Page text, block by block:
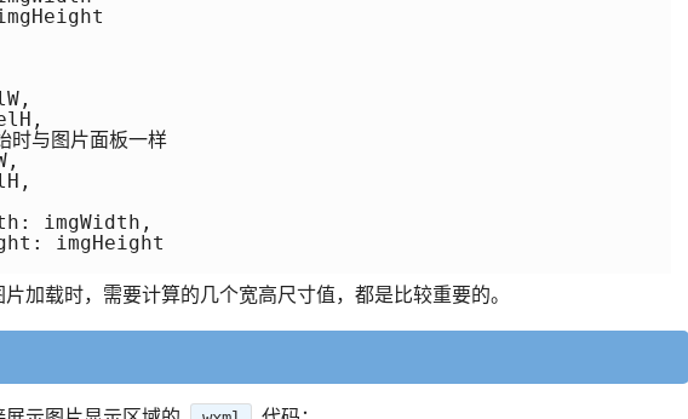
与图片面板一样
imgWidth,
imgHeight
加载时，需要计算的几个宽高尺寸值，都是比较重要的。